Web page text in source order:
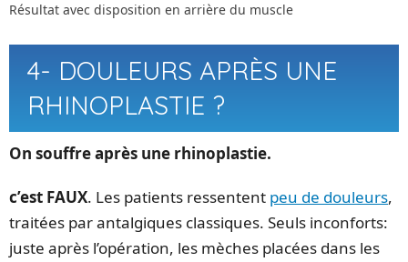
Résultat avec disposition en arrière du muscle
4- DOULEURS APRÈS UNE
RHINOPLASTIE ?
On souffre après une rhinoplastie.
c’est FAUX. Les patients ressentent peu de douleurs,
traitées par antalgiques classiques. Seuls inconforts:
juste après l’opération, les mèches placées dans les